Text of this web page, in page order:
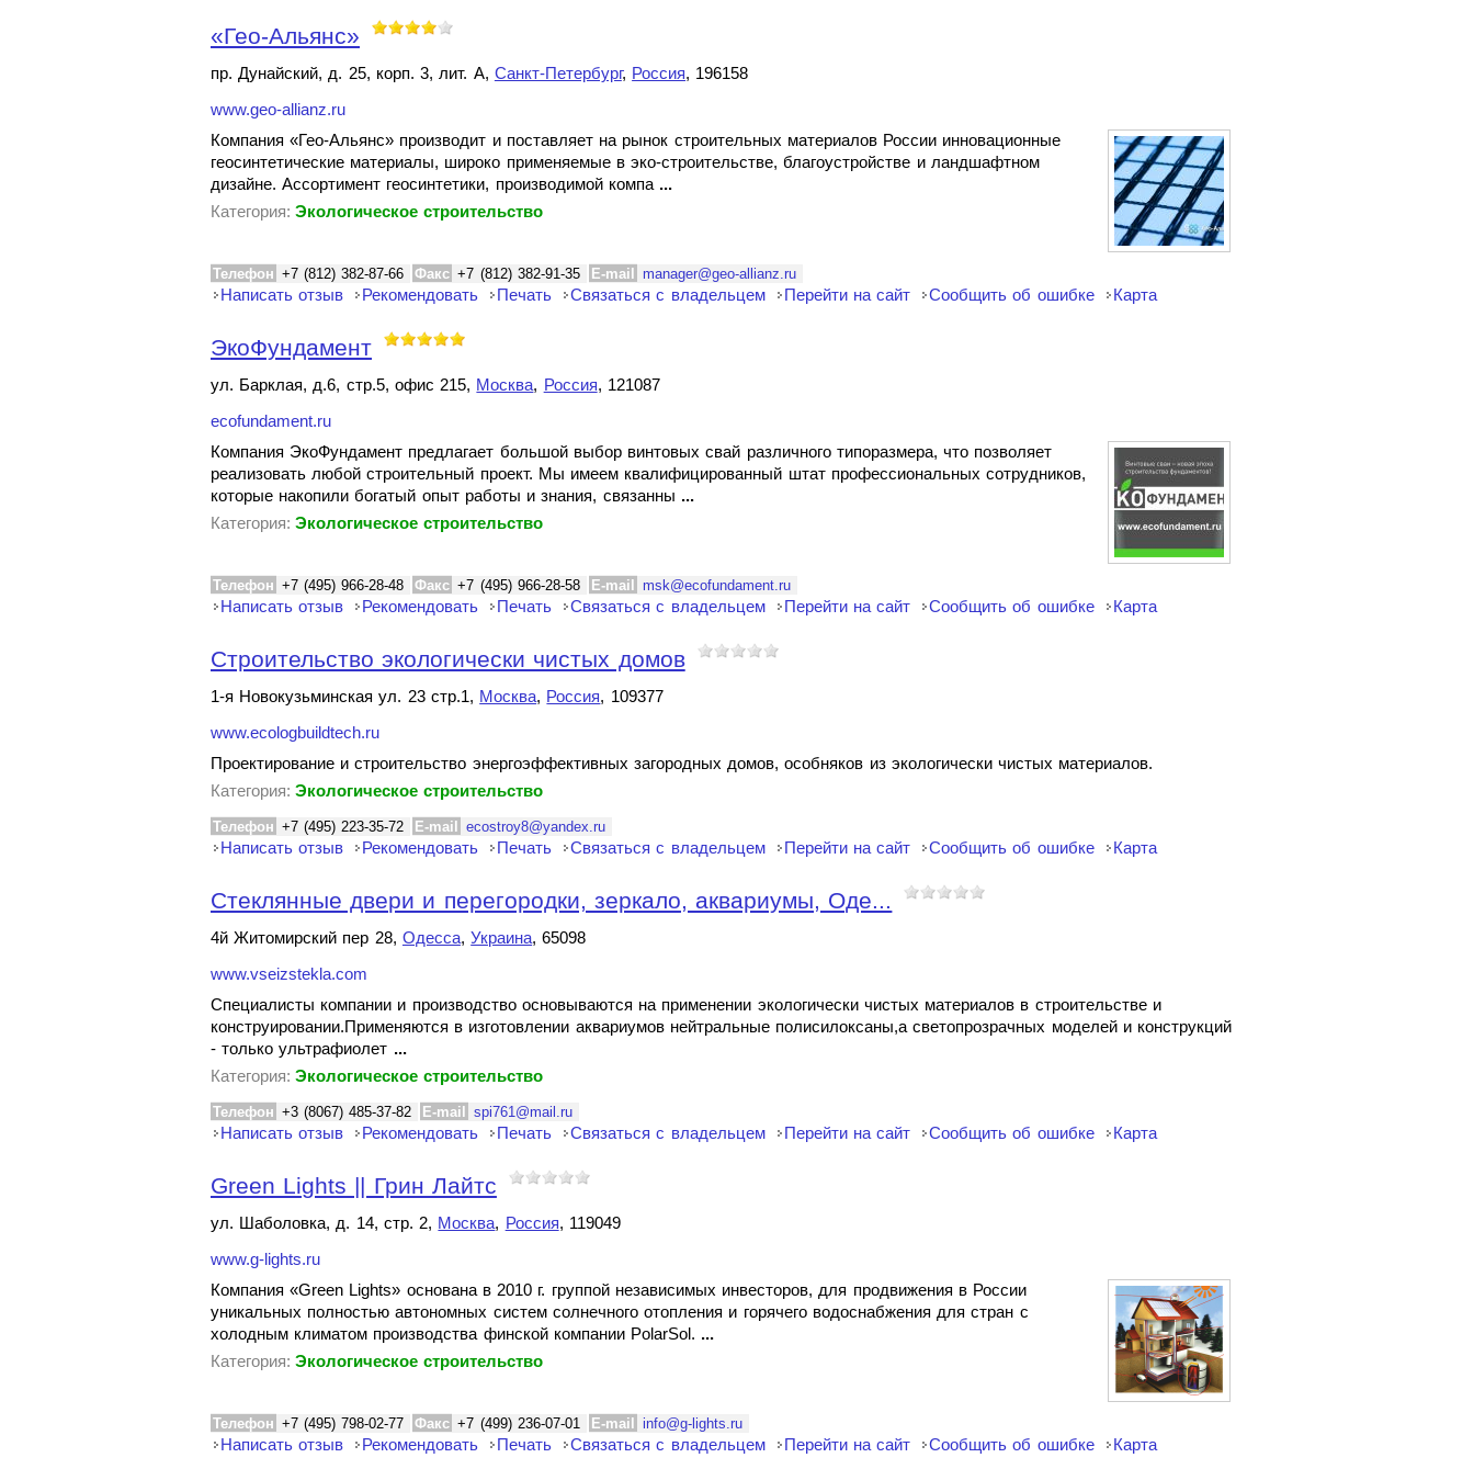
«Гео-Альянс»
пр. Дунайский, д. 25, корп. 3, лит. А, Санкт-Петербург, Россия, 196158
www.geo-allianz.ru
Компания «Гео-Альянс» производит и поставляет на рынок строительных материалов России инновационные
геосинтетические материалы, широко применяемые в эко-строительстве, благоустройстве и ландшафтном
дизайне. Ассортимент геосинтетики, производимой компа ...
Категория: Экологическое строительство
Телефон +7 (812) 382-87-66 Факс +7 (812) 382-91-35 E-mail manager@geo-allianz.ru
Написать отзыв Рекомендовать Печать Связаться с владельцем Перейти на сайт Сообщить об ошибке Карта
ЭкоФундамент
ул. Барклая, д.6, стр.5, офис 215, Москва, Россия, 121087
ecofundament.ru
Компания ЭкоФундамент предлагает большой выбор винтовых свай различного типоразмера, что позволяет
реализовать любой строительный проект. Мы имеем квалифицированный штат профессиональных сотрудников,
которые накопили богатый опыт работы и знания, связанны ...
Категория: Экологическое строительство
Телефон +7 (495) 966-28-48 Факс +7 (495) 966-28-58 E-mail msk@ecofundament.ru
Написать отзыв Рекомендовать Печать Связаться с владельцем Перейти на сайт Сообщить об ошибке Карта
Строительство экологически чистых домов
1-я Новокузьминская ул. 23 стр.1, Москва, Россия, 109377
www.ecologbuildtech.ru
Проектирование и строительство энергоэффективных загородных домов, особняков из экологически чистых материалов.
Категория: Экологическое строительство
Телефон +7 (495) 223-35-72 E-mail ecostroy8@yandex.ru
Написать отзыв Рекомендовать Печать Связаться с владельцем Перейти на сайт Сообщить об ошибке Карта
Стеклянные двери и перегородки, зеркало, аквариумы, Оде...
4й Житомирский пер 28, Одесса,Украина, 65098
www.vseizstekla.com
Специалисты компании и производство основываются на применении экологически чистых материалов в строительстве и
конструировании.Применяются в изготовлении аквариумов нейтральные полисилоксаны,а светопрозрачных моделей и конструкций
- только ультрафиолет ...
Категория: Экологическое строительство
Телефон +3 (8067) 485-37-82 E-mail spi761@mail.ru
Написать отзыв Рекомендовать Печать Связаться с владельцем Перейти на сайт Сообщить об ошибке Карта
Green Lights || Грин Лайтс
ул. Шаболовка, д. 14, стр. 2, Москва, Россия, 119049
www.g-lights.ru
Компания «Green Lights» основана в 2010 г. группой независимых инвесторов, для продвижения в России
уникальных полностью автономных систем солнечного отопления и горячего водоснабжения для стран с
холодным климатом производства финской компании PolarSol. ...
Категория: Экологическое строительство
Телефон +7 (495) 798-02-77 Факс +7 (499) 236-07-01 E-mail info@g-lights.ru
Написать отзыв Рекомендовать Печать Связаться с владельцем Перейти на сайт Сообщить об ошибке Карта